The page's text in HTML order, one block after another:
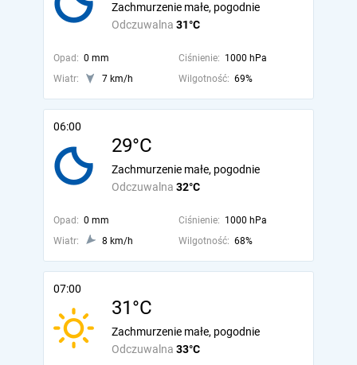
Odczuwalna 31°C
Zachmurzenie małe, pogodnie
Opad: 0 mm Ciśnienie: 1000 hPa
Wiatr:
7 km/h Wilgotność: 69%
06:00
29°C
Odczuwalna 32°C
Zachmurzenie małe, pogodnie
Opad: 0 mm Ciśnienie: 1000 hPa
Wiatr:
8 km/h Wilgotność: 68%
07:00
31°C
Odczuwalna 33°C
Zachmurzenie małe, pogodnie